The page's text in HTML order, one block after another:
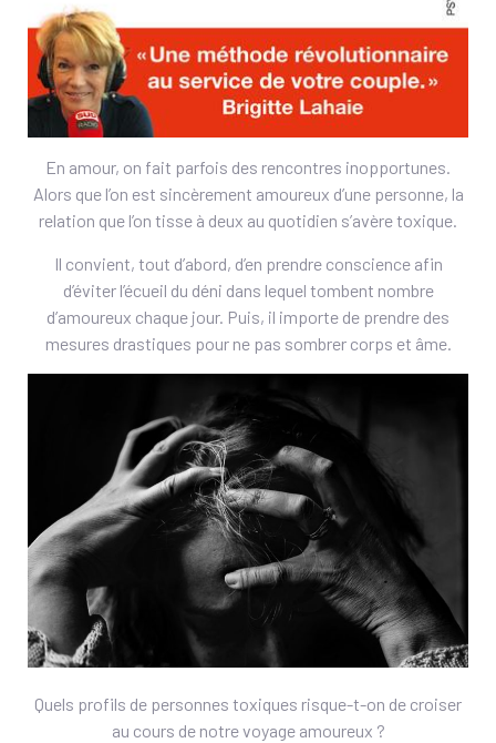
En amour, on fait parfois des rencontres inopportunes.
Alors que l’on est sincèrement amoureux d’une personne, la
relation que l’on tisse à deux au quotidien s’avère toxique.
Il convient, tout d’abord, d’en prendre conscience afin
d’éviter l’écueil du déni dans lequel tombent nombre
d’amoureux chaque jour. Puis, il importe de prendre des
mesures drastiques pour ne pas sombrer corps et âme.
Quels profils de personnes toxiques risque-t-on de croiser
au cours de notre voyage amoureux ?